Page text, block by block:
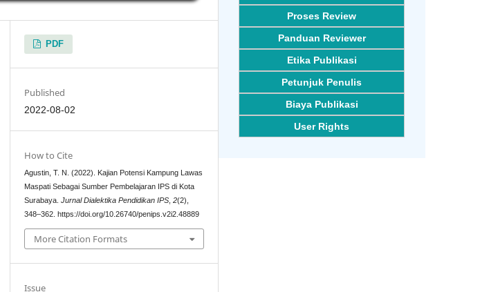
PDF
Published
2022-08-02
How to Cite
Agustin, T. N. (2022). Kajian Potensi Kampung Lawas
Maspati Sebagai Sumber Pembelajaran IPS di Kota
Surabaya.Jurnal Dialektika Pendidikan IPS ,2(2),
348–362. https://doi.org/10.26740/penips.v2i2.48889
More Citation Formats
Issue
Proses Review
Panduan Reviewer
Etika Publikasi
Petunjuk Penulis
Biaya Publikasi
User Rights